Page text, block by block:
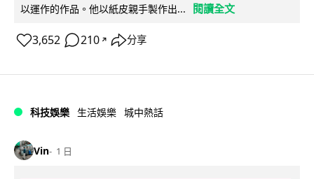
以運作的作品。他以紙皮親手製作出...
閱讀全文
3,652 210 ↗ 分享
科技娛樂 生活娛樂 城中熱話
Vin 1 日